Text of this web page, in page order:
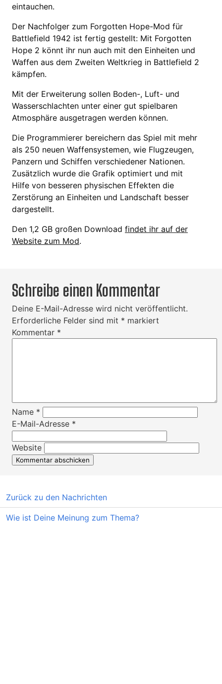
eintauchen.
Der Nachfolger zum Forgotten Hope-Mod für
Battlefield 1942 ist fertig gestellt: Mit Forgotten
Hope 2 könnt ihr nun auch mit den Einheiten und
Waffen aus dem Zweiten Weltkrieg in Battlefield 2
kämpfen.
Mit der Erweiterung sollen Boden-, Luft- und
Wasserschlachten unter einer gut spielbaren
Atmosphäre ausgetragen werden können.
Die Programmierer bereichern das Spiel mit mehr
als 250 neuen Waffensystemen, wie Flugzeugen,
Panzern und Schiffen verschiedener Nationen.
Zusätzlich wurde die Grafik optimiert und mit
Hilfe von besseren physischen Effekten die
Zerstörung an Einheiten und Landschaft besser
dargestellt.
Den 1,2 GB großen Download findet ihr auf der
Website zum Mod.
Schreibe einen Kommentar
Deine E-Mail-Adresse wird nicht veröffentlicht.
Erforderliche Felder sind mit * markiert
Kommentar *
Name *
E-Mail-Adresse *
Website
Zurück zu den Nachrichten
Wie ist Deine Meinung zum Thema?